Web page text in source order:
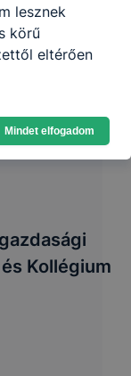
Kollégium
lesznek
körű
eltérően
Mindet elfogadom